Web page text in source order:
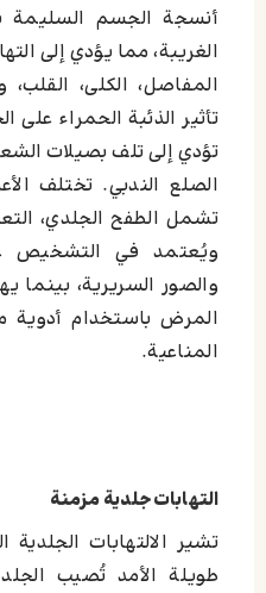
أنسجة الجسم السليمة
الغريبة، مما يؤدي إلى
المفاصل، الكلى،
تأثير الذئبة الحمراء
تؤدي إلى تلف بصيلات
الصلع الندبي. تختلف
تشمل الطفح الجلدي،
ويُعتمد في التشخيص
والصور السريرية، بينما
المرض باستخدام أدوية
المناعية.
التهابات جلدية مزمنة
تشير الالتهابات الجلدية
طويلة الأمد تُصيب